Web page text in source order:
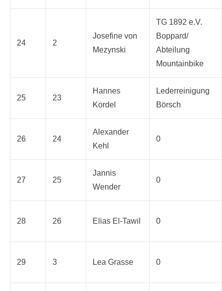
24 2
Josefine von
Mezynski
TG 1892 e.V.
Boppard/
Abteilung
Mountainbike
25 23
Hannes
Kordel
Lederreinigung
Börsch
26 24
Alexander
Kehl
0
27 25
Jannis
Wender
0
28 26 Elias El-Tawil 0
29 3 Lea Grasse 0